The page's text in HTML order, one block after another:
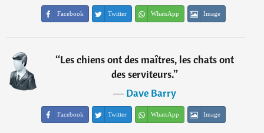
Facebook Twitter WhatsApp Image
“Les chiens ont des maîtres, les chats ont
des serviteurs.”
―Dave Barry
Facebook Twitter WhatsApp Image